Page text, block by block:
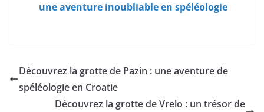
une aventure inoubliable en spéléologie
Découvrez la grotte de Pazin : une aventure de
spéléologie en Croatie
Découvrez la grotte de Vrelo : un trésor de